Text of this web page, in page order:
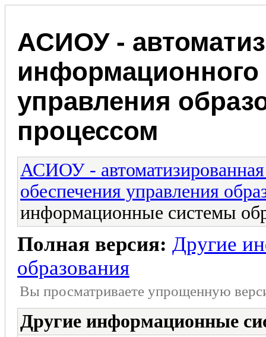
АСИОУ -
информационного
управления
процессом
АСИОУ -
обеспечения управления
информационные системы
Полная версия: Другие
образования
Вы просматриваете yпpощеннyю
Другие информационные